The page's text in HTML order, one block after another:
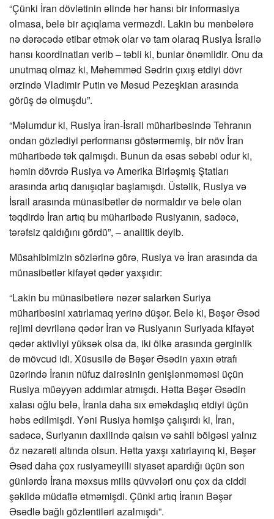
“Çünki İran dövlətinin əlində hər hansı bir informasiya
olmasa, belə bir açıqlama verməzdi. Lakin bu mənbələrə
nə dərəcədə etibar etmək olar və tam olaraq Rusiya İsrailə
hansı koordinatları verib – təbii ki, bunlar önəmlidir. Onu da
unutmaq olmaz ki, Məhəmməd Sədrin çıxış etdiyi dövr
ərzində Vladimir Putin və Məsud Pezeşkian arasında
görüş də olmuşdu”.
“Məlumdur ki, Rusiya İran-İsrail müharibəsində Tehranın
ondan gözlədiyi performansı göstərməmiş, bir növ İran
müharibədə tək qalmışdı. Bunun da əsas səbəbi odur ki,
həmin dövrdə Rusiya və Amerika Birləşmiş Ştatları
arasında artıq danışıqlar başlamışdı. Üstəlik, Rusiya və
İsrail arasında münasibətlər də normaldır və belə olan
təqdirdə İran artıq bu müharibədə Rusiyanın, sadəcə,
tərəfsiz qaldığını gördü”, – analitik deyib.
Müsahibimizin sözlərinə görə, Rusiya və İran arasında da
münasibətlər kifayət qədər yaxşıdır:
“Lakin bu münasibətlərə nəzər salarkən Suriya
müharibəsini xatırlamaq yerinə düşər. Belə ki, Bəşər Əsəd
rejimi devrilənə qədər İran və Rusiyanın Suriyada kifayət
qədər aktivliyi yüksək olsa da, iki ölkə arasında gərginlik
də mövcud idi. Xüsusilə də Bəşər Əsədin yaxın ətrafı
üzərində İranın nüfuz dairəsinin genişlənməməsi üçün
Rusiya müəyyən addımlar atmışdı. Hətta Bəşər Əsədin
xalası oğlu belə, İranla daha sıx əməkdaşlıq etdiyi üçün
həbs edilmişdi. Yəni Rusiya həmişə çalışırdı ki, İran,
sadəcə, Suriyanın daxilində qalsın və sahil bölgəsi yalnız
öz nəzarəti altında olsun. Hətta yaxşı xatırlayırıq ki, Bəşər
Əsəd daha çox rusiyameyilli siyasət apardığı üçün son
günlərdə İrana məxsus milis qüvvələri onu çox da ciddi
şəkildə müdafiə etməmişdi. Çünki artıq İranın Bəşər
Əsədlə bağlı gözləntiləri azalmışdı”.